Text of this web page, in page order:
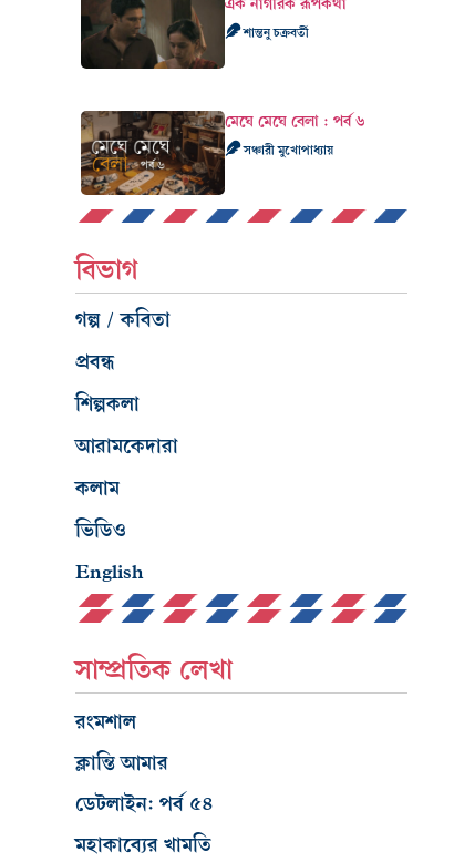
শান্তনু চক্রবর্তী
মেঘে মেঘে বেলা : পর্ব ৬
সঞ্চারী মুখোপাধ্যায়
বিভাগ
গল্প / কবিতা
প্রবন্ধ
শিল্পকলা
আরামকেদারা
কলাম
ভিডিও
English
সাম্প্রতিক লেখা
রংমশাল
ক্লান্তি আমার
ডেটলাইন: পর্ব ৫৪
মহাকাব্যের খামতি